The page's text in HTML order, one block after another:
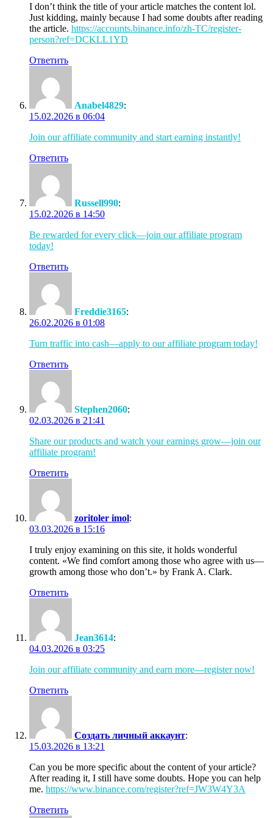
I don’t think the title of your article matches the content lol.
Just kidding, mainly because I had some doubts after reading
the article. https://accounts.binance.info/zh-TC/register-
person?ref=DCKLL1YD
Ответить
Anabel4829:
15.02.2026 в 06:04
Join our affiliate community and start earning instantly!
Ответить
Russell990:
15.02.2026 в 14:50
Be rewarded for every click—join our affiliate program
today!
Ответить
Freddie3165:
26.02.2026 в 01:08
Turn traffic into cash—apply to our affiliate program today!
Ответить
Stephen2060:
02.03.2026 в 21:41
Share our products and watch your earnings grow—join our
affiliate program!
Ответить
zoritoler imol:
03.03.2026 в 15:16
I truly enjoy examining on this site, it holds wonderful
content. «We find comfort among those who agree with us—
growth among those who don’t.» by Frank A. Clark.
Ответить
Jean3614:
04.03.2026 в 03:25
Join our affiliate community and earn more—register now!
Ответить
Создать личный аккаунт:
15.03.2026 в 13:21
Can you be more specific about the content of your article?
After reading it, I still have some doubts. Hope you can help
me. https://www.binance.com/register?ref=JW3W4Y3A
Ответить